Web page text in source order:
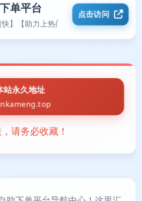
单平台
】【助力上热门】
点击访问
站永久地址
请务必收藏！